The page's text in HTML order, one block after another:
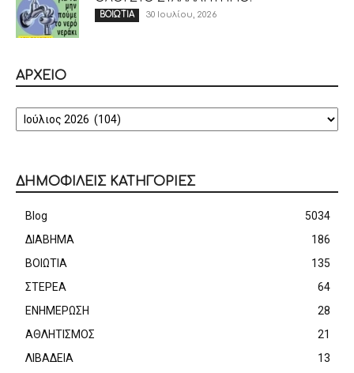
ΒΟΙΩΤΙΑ 30 Ιουλίου, 2026
ΑΡΧΕΙΟ
ΑΡΧΕΙΟ
ΔΗΜΟΦΙΛΕΙΣ ΚΑΤΗΓΟΡΙΕΣ
Blog
5034
ΔΙΑΒΗΜΑ
186
ΒΟΙΩΤΙΑ
135
ΣΤΕΡΕΑ
64
ΕΝΗΜΕΡΩΣΗ
28
ΑΘΛΗΤΙΣΜΟΣ
21
ΛΙΒΑΔΕΙΑ
13